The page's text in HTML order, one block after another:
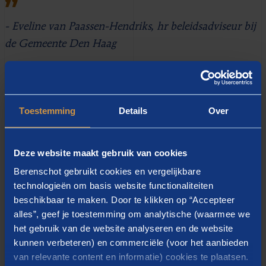
Toestemming Details Over
Deze website maakt gebruik van cookies
Berenschot gebruikt cookies en vergelijkbare
technologieën om basis website functionaliteiten
beschikbaar te maken. Door te klikken op “Accepteer
alles”, geef je toestemming om analytische (waarmee we
het gebruik van de website analyseren en de website
kunnen verbeteren) en commerciële (voor het aanbieden
van relevante content en informatie) cookies te plaatsen.
- Eveline van Paassen-Hendriks, hr beleidsadviseur bij
de Gemeente Den Haag
Flexibel inzetbare hr-
professionals
Berenschot leverde in eerste instantie 3,5 dag per week
ondersteuning met meerdere
functiewaarderingsspecialisten vanuitHR-
professionals. Naarmate de situatie veranderde, werd
de inzet flexibel afgebouwd naar 3 en later 2 dagen per
week. Deze ondersteuning loopt door tot oktober